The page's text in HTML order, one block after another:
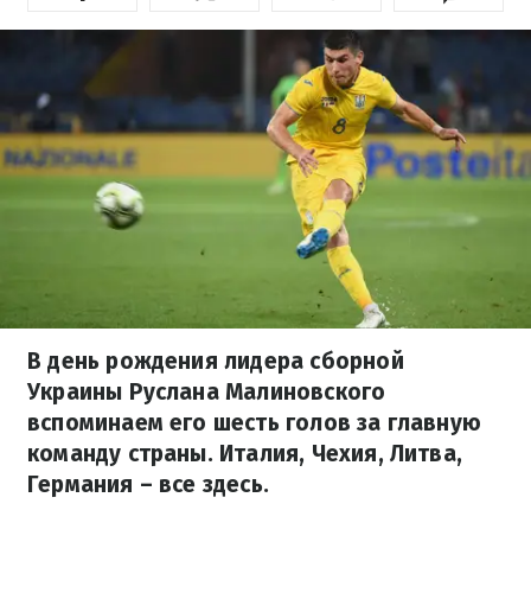
В день рождения лидера сборной
Украины Руслана Малиновского
вспоминаем его шесть голов за главную
команду страны. Италия, Чехия, Литва,
Германия – все здесь.